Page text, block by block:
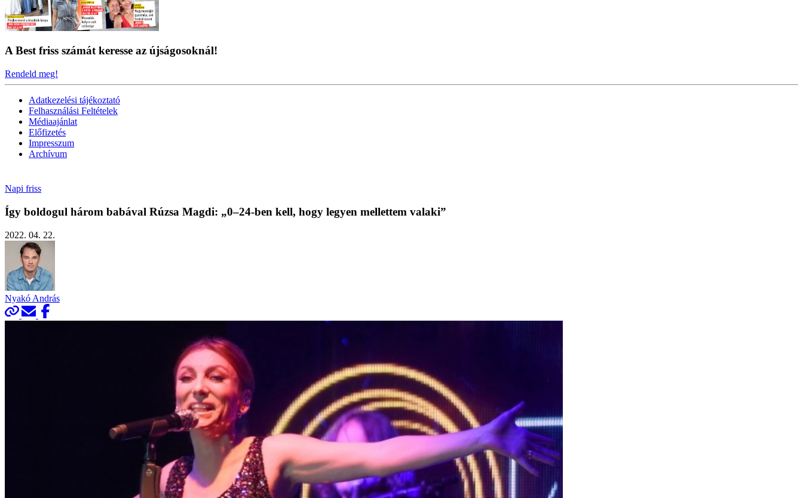
A Best friss számát keresse az újságosoknál!
Rendeld meg!
Adatkezelési tájékoztató
Felhasználási Feltételek
Médiaajánlat
Előfizetés
Impresszum
Archívum
Napi friss
Így boldogul három babával Rúzsa Magdi: „0–24-ben kell, hogy legyen mellettem valaki”
2022. 04. 22.
Nyakó András